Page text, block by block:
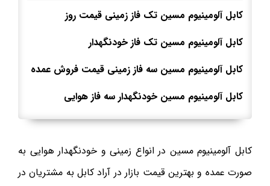
کابل آلومینیوم مسین تک فاز زمینی قیمت روز
کابل آلومینیوم مسین تک فاز خودنگهدار
کابل آلومینیوم مسین سه فاز زمینی قیمت فروش عمده
کابل آلومینیوم مسین خودنگهدار سه فاز هوایی
کابل آلومینیوم مسین در انواع زمینی و خودنگهدار هوایی به
صورت عمده و بهترین قیمت بازار در آراد کابل به مشتریان در